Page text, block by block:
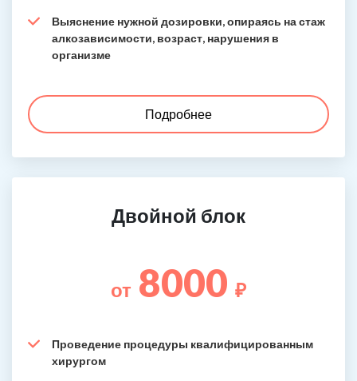
Выяснение нужной дозировки, опираясь на стаж
алкозависимости, возраст, нарушения в
организме
Подробнее
Двойной блок
от 8000 ₽
Проведение процедуры квалифицированным
хирургом